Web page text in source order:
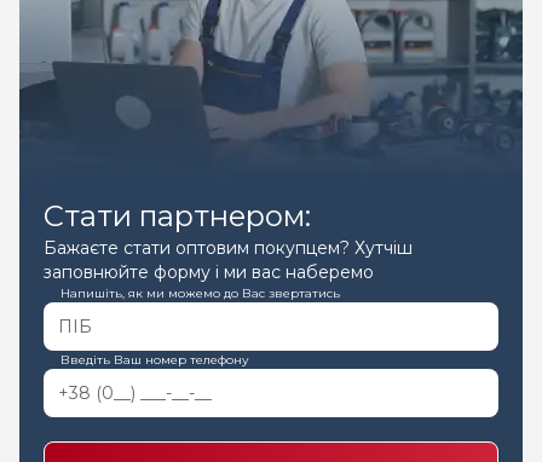
Стати партнером:
Бажаєте стати оптовим покупцем? Хутчіш
заповнюйте форму і ми вас наберемо
Напишіть, як ми можемо до Вас звертатись
Введіть Ваш номер телефону